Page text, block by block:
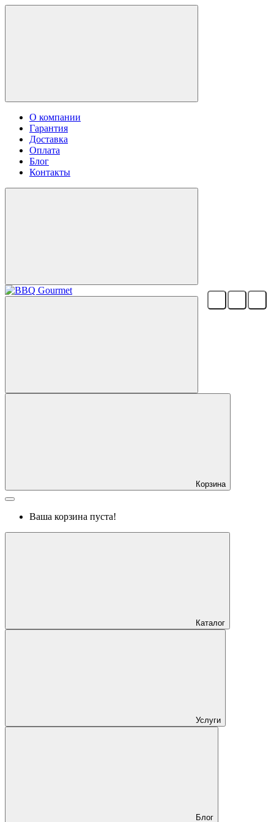
О компании
Гарантия
Доставка
Оплата
Блог
Контакты
Корзина
Ваша корзина пуста!
Каталог
Услуги
Блог